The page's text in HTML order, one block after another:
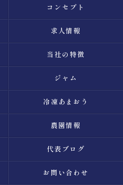
コンセプト
求人情報
当社の特徴
ジャム
冷凍あまおう
農園情報
代表ブログ
お問い合わせ